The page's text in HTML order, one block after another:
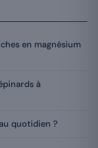
en magnésium
à
quotidien ?